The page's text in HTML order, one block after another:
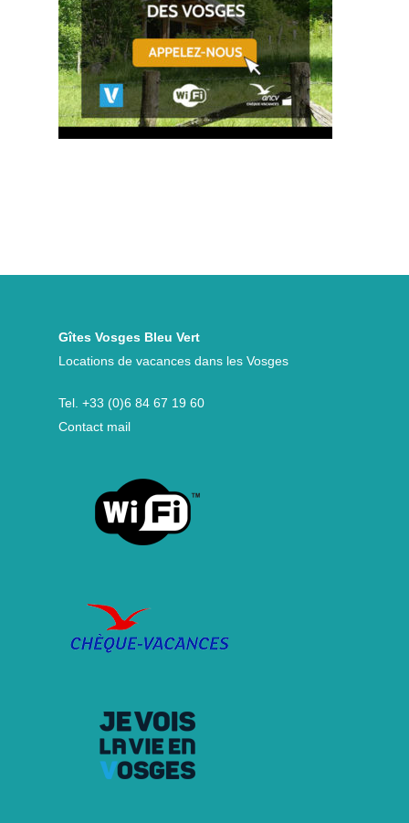
Gîtes Vosges Bleu Vert
Locations de vacances dans les Vosges
Tel. +33 (0)6 84 67 19 60
Contact mail